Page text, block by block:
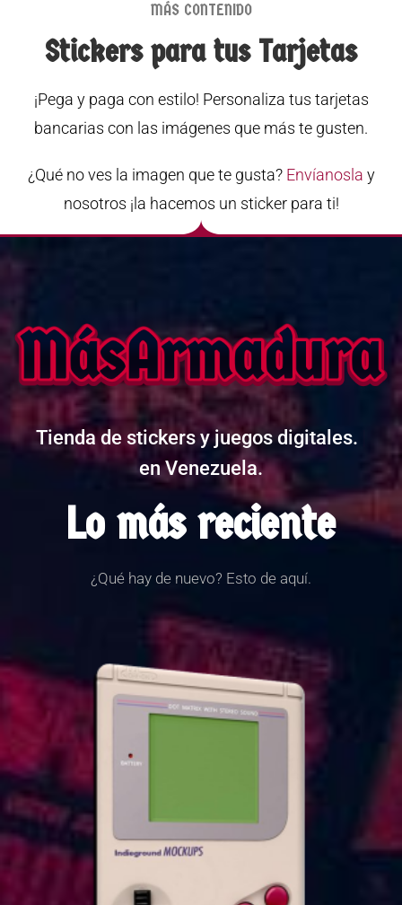
MÁS CONTENIDO
Stickers para tus Tarjetas
¡Pega y paga con estilo! Personaliza tus tarjetas
bancarias con las imágenes que más te gusten.
¿Qué no ves la imagen que te gusta? Envíanosla y
nosotros ¡ la hacemos un sticker para ti!
Tienda de stickers y juegos digitales.
Más Armadura en Venezuela.
Lo más reciente
¿Qué hay de nuevo? Esto de aquí.